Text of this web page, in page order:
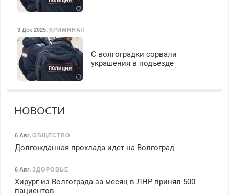
3 Дек 2025, КРИМИНАЛ
С волгоградки сорвали
украшения в подъезде
НОВОСТИ
6 Авг, ОБЩЕСТВО
Долгожданная прохлада идет на Волгоград
6 Авг, ЗДОРОВЬЕ
Хирург из Волгограда за месяц в ЛНР принял 500
пациентов